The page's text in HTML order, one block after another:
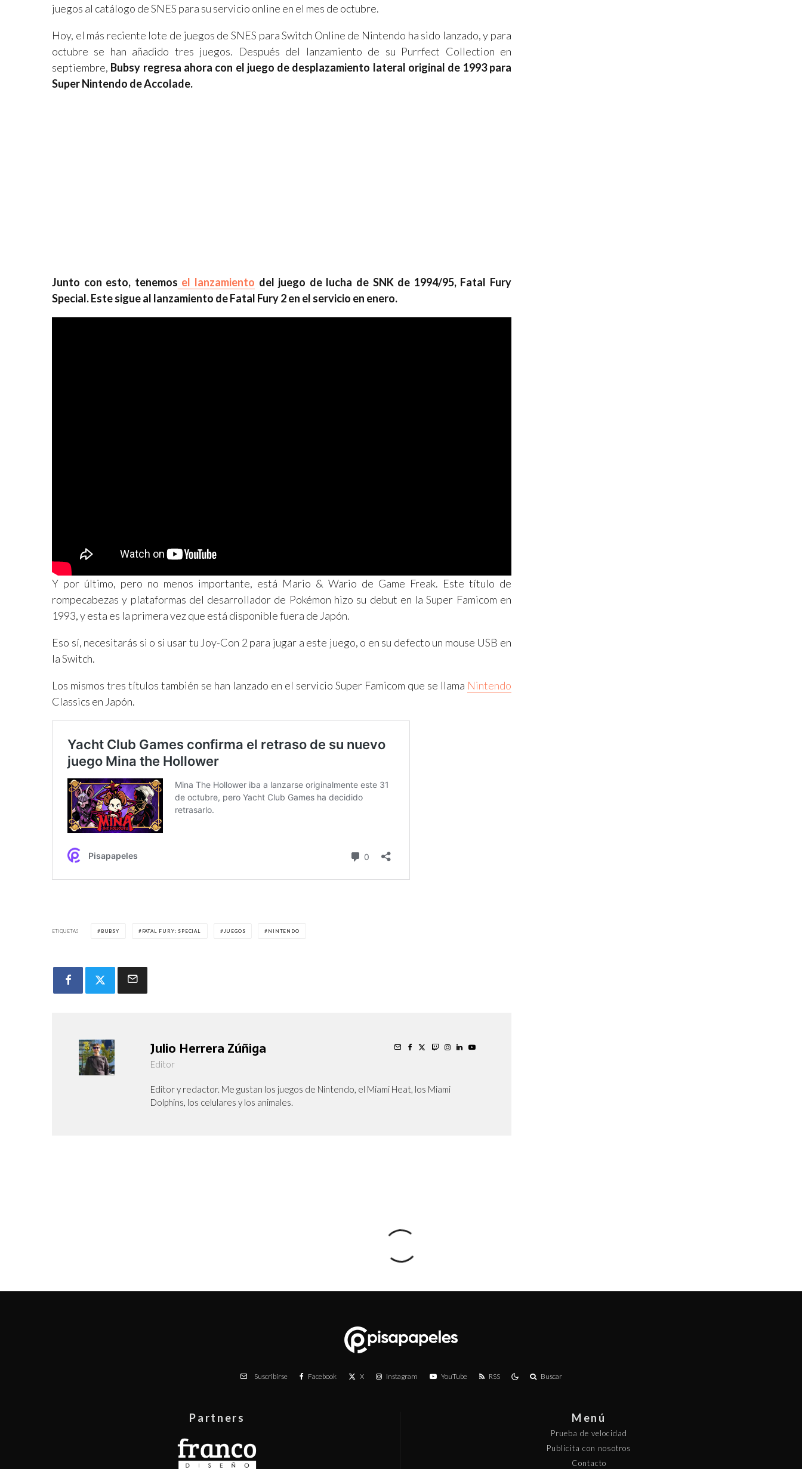
juegos al catálogo de SNES para su servicio online en el mes de octubre.
Hoy, el más reciente lote de juegos de SNES para Switch Online de Nintendo ha sido lanzado, y para
octubre se han añadido tres juegos. Después del lanzamiento de su Purrfect Collection en
septiembre, Bubsy regresa ahora con el juego de desplazamiento lateral original de 1993 para
Super Nintendo de Accolade.
Junto con esto, tenemos el lanzamiento del juego de lucha de SNK de 1994/95, Fatal Fury
Special. Este sigue al lanzamiento de Fatal Fury 2 en el servicio en enero.
Y por último, pero no menos importante, está Mario & Wario de Game Freak. Este título de
rompecabezas y plataformas del desarrollador de Pokémon hizo su debut en la Super Famicom en
1993, y esta es la primera vez que está disponible fuera de Japón.
Eso sí, necesitarás si o si usar tu Joy-Con 2 para jugar a este juego, o en su defecto un mouse USB en
la Switch.
Los mismos tres títulos también se han lanzado en el servicio Super Famicom que se llama Nintendo
Classics en Japón.
ETIQUETAS BUBSY FATAL FURY: SPECIAL JUEGOS NINTENDO
Julio Herrera Zúñiga
Editor
Editor y redactor. Me gustan los juegos de Nintendo, el Miami Heat, los Miami
Dolphins, los celulares y los animales.
Suscribirse Facebook X Instagram YouTube RSS Buscar
Partners Menú
Prueba de velocidad
Publicita con nosotros
Contacto